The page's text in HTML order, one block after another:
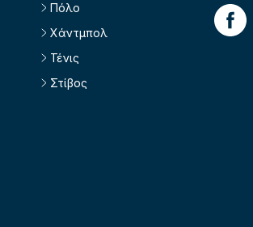
Πόλο
Χάντμπολ
Τένις
Στίβος